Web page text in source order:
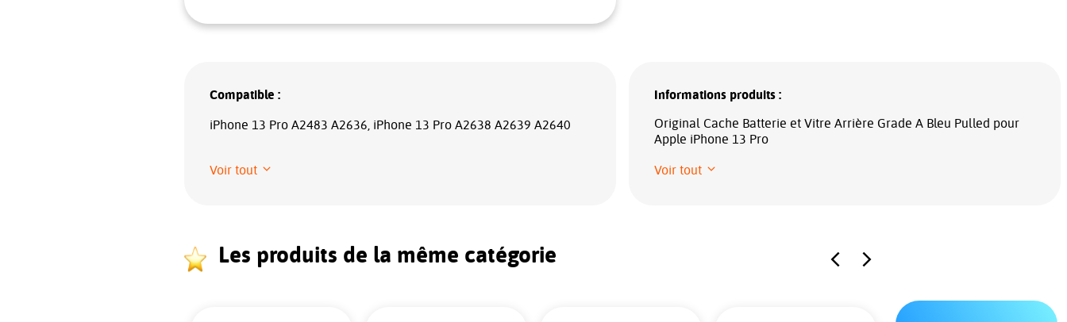
Compatible :
iPhone 13 Pro A2483 A2636, iPhone 13 Pro A2638 A2639 A2640
Voir tout
Informations produits :
Original Cache Batterie et Vitre Arrière Grade A Bleu Pulled pour
Apple iPhone 13 Pro
Voir tout
Les produits de la même catégorie